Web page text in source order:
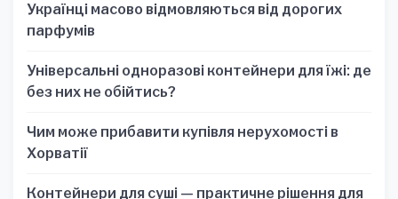
Українці масово відмовляються від дорогих
парфумів
Універсальні одноразові контейнери для їжі: де
без них не обійтись?
Чим може прибавити купівля нерухомості в
Хорватії
Контейнери для суші — практичне рішення для